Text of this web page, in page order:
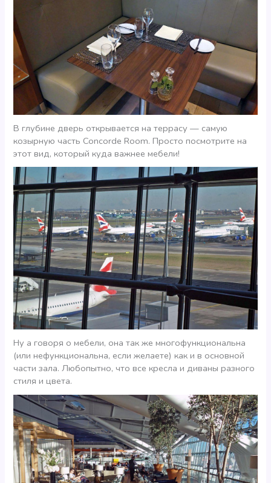
В глубине дверь открывается на террасу — самую
козырную часть Concorde Room. Просто посмотрите на
этот вид, который куда важнее мебели!
Ну а говоря о мебели, она так же многофункциональна
(или нефункциональна, если желаете) как и в основной
части зала. Любопытно, что все кресла и диваны разного
стиля и цвета.